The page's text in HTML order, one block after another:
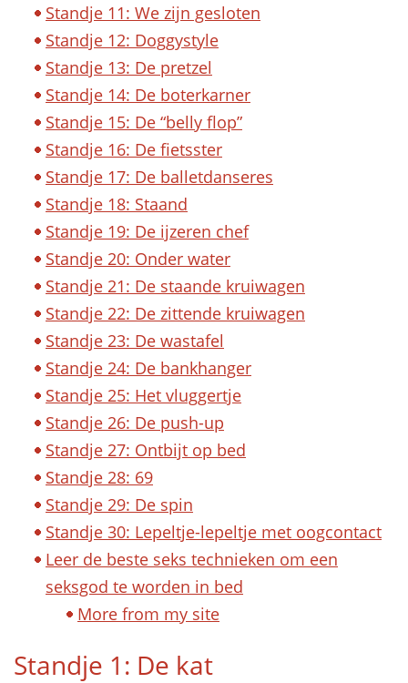
Standje 11: We zijn gesloten
Standje 12: Doggystyle
Standje 13: De pretzel
Standje 14: De boterkarner
Standje 15: De “belly flop”
Standje 16: De fietsster
Standje 17: De balletdanseres
Standje 18: Staand
Standje 19: De ijzeren chef
Standje 20: Onder water
Standje 21: De staande kruiwagen
Standje 22: De zittende kruiwagen
Standje 23: De wastafel
Standje 24: De bankhanger
Standje 25: Het vluggertje
Standje 26: De push-up
Standje 27: Ontbijt op bed
Standje 28: 69
Standje 29: De spin
Standje 30: Lepeltje-lepeltje met oogcontact
Leer de beste seks technieken om een
seksgod te worden in bed
More from my site
Standje 1: De kat